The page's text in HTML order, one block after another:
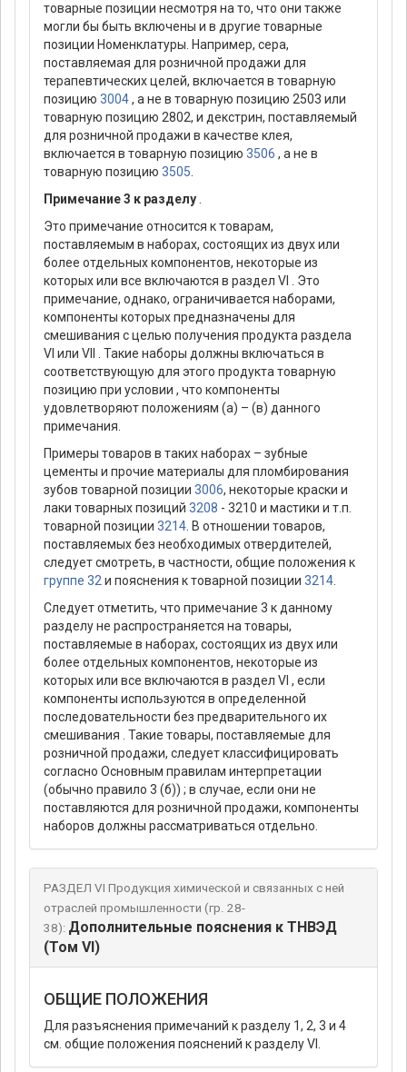
товарные позиции несмотря на то, что они также
могли бы быть включены и в другие товарные
позиции Номенклатуры. Например, сера,
поставляемая для розничной продажи для
терапевтических целей, включается в товарную
позицию 3004, а не в товарную позицию 2503 или
товарную позицию 2802, и декстрин, поставляемый
для розничной продажи в качестве клея,
включается в товарную позицию 3506 , а не в
товарную позицию 3505
Примечание 3 к разделу
Это примечание относится к товарам,
поставляемым в наборах, состоящих из двух или
более отдельных компонентов, некоторые из
которых или все включаются в раздел VI . Это
примечание, однако, ограничивается наборами,
компоненты которых предназначены для
смешивания с целью получения продукта раздела
VI или VII . Такие наборы должны включаться в
соответствующую для этого продукта товарную
позицию при условии , что компоненты
удовлетворяют положениям (а) – (в) данного
примечания.
Примеры товаров в таких наборах – зубные
цементы и прочие материалы для пломбирования
зубов товарной позиции 3006, некоторые краски и
лаки товарных позиций 3208 - 3210 и мастики и т.п.
товарной позиции 3214 . В отношении товаров,
поставляемых без необходимых отвердителей,
следует смотреть, в частности, общие положения к
группе 32 и пояснения к товарной позиции 3214
Следует отметить, что примечание 3 к данному
разделу не распространяется на товары,
поставляемые в наборах, состоящих из двух или
более отдельных компонентов, некоторые из
которых или все включаются в раздел VI , если
компоненты используются в определенной
последовательности без предварительного их
смешивания . Такие товары, поставляемые для
розничной продажи, следует классифицировать
согласно Основным правилам интерпретации
(обычно правило 3 (б)) ; в случае, если они не
поставляются для розничной продажи, компоненты
наборов должны рассматриваться отдельно.
РАЗДЕЛ VI Продукция химической и связанных с ней
отраслей промышленности (гр. 28-
38): Дополнительные пояснения к ТНВЭД
(Том VI)
ОБЩИЕ ПОЛОЖЕНИЯ
Для разъяснения примечаний к разделу 1, 2, 3 и 4
см. общие положения пояснений к разделу VI.